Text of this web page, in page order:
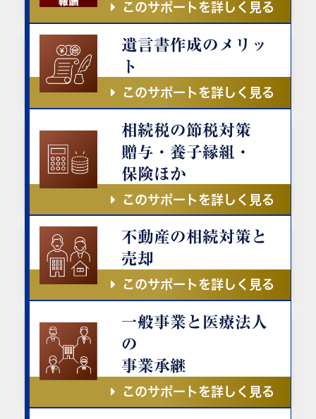
このサポートを詳しく見る
遺言書作成のメリッ
ト
このサポートを詳しく見る
相続税の節税対策
贈与・養子縁組・
保険ほか
このサポートを詳しく見る
不動産の相続対策と
売却
このサポートを詳しく見る
一般事業と医療法人
の
事業承継
このサポートを詳しく見る